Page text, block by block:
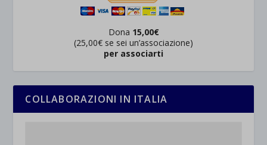
Dona 15,00€
(25,00€ se sei un’associazione)
per associarti
COLLABORAZIONI IN ITALIA